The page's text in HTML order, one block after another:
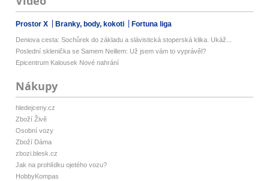
Prostor X Branky, body, kokoti Fortuna liga
Deniova cesta: Sochůrek do základu a slávistická stoperská klika. Ukáž...
Poslední sklenička se Samem Neillem: Už jsem vám to vyprávěl?
Epicentrum Kalousek Nové nahrání
Nákupy
hledejceny.cz
Zboží Živě
Osobní vozy
Zboží Dáma
zbozi.blesk.cz
Jak na prohlídku ojetého vozu?
HobbyKompas